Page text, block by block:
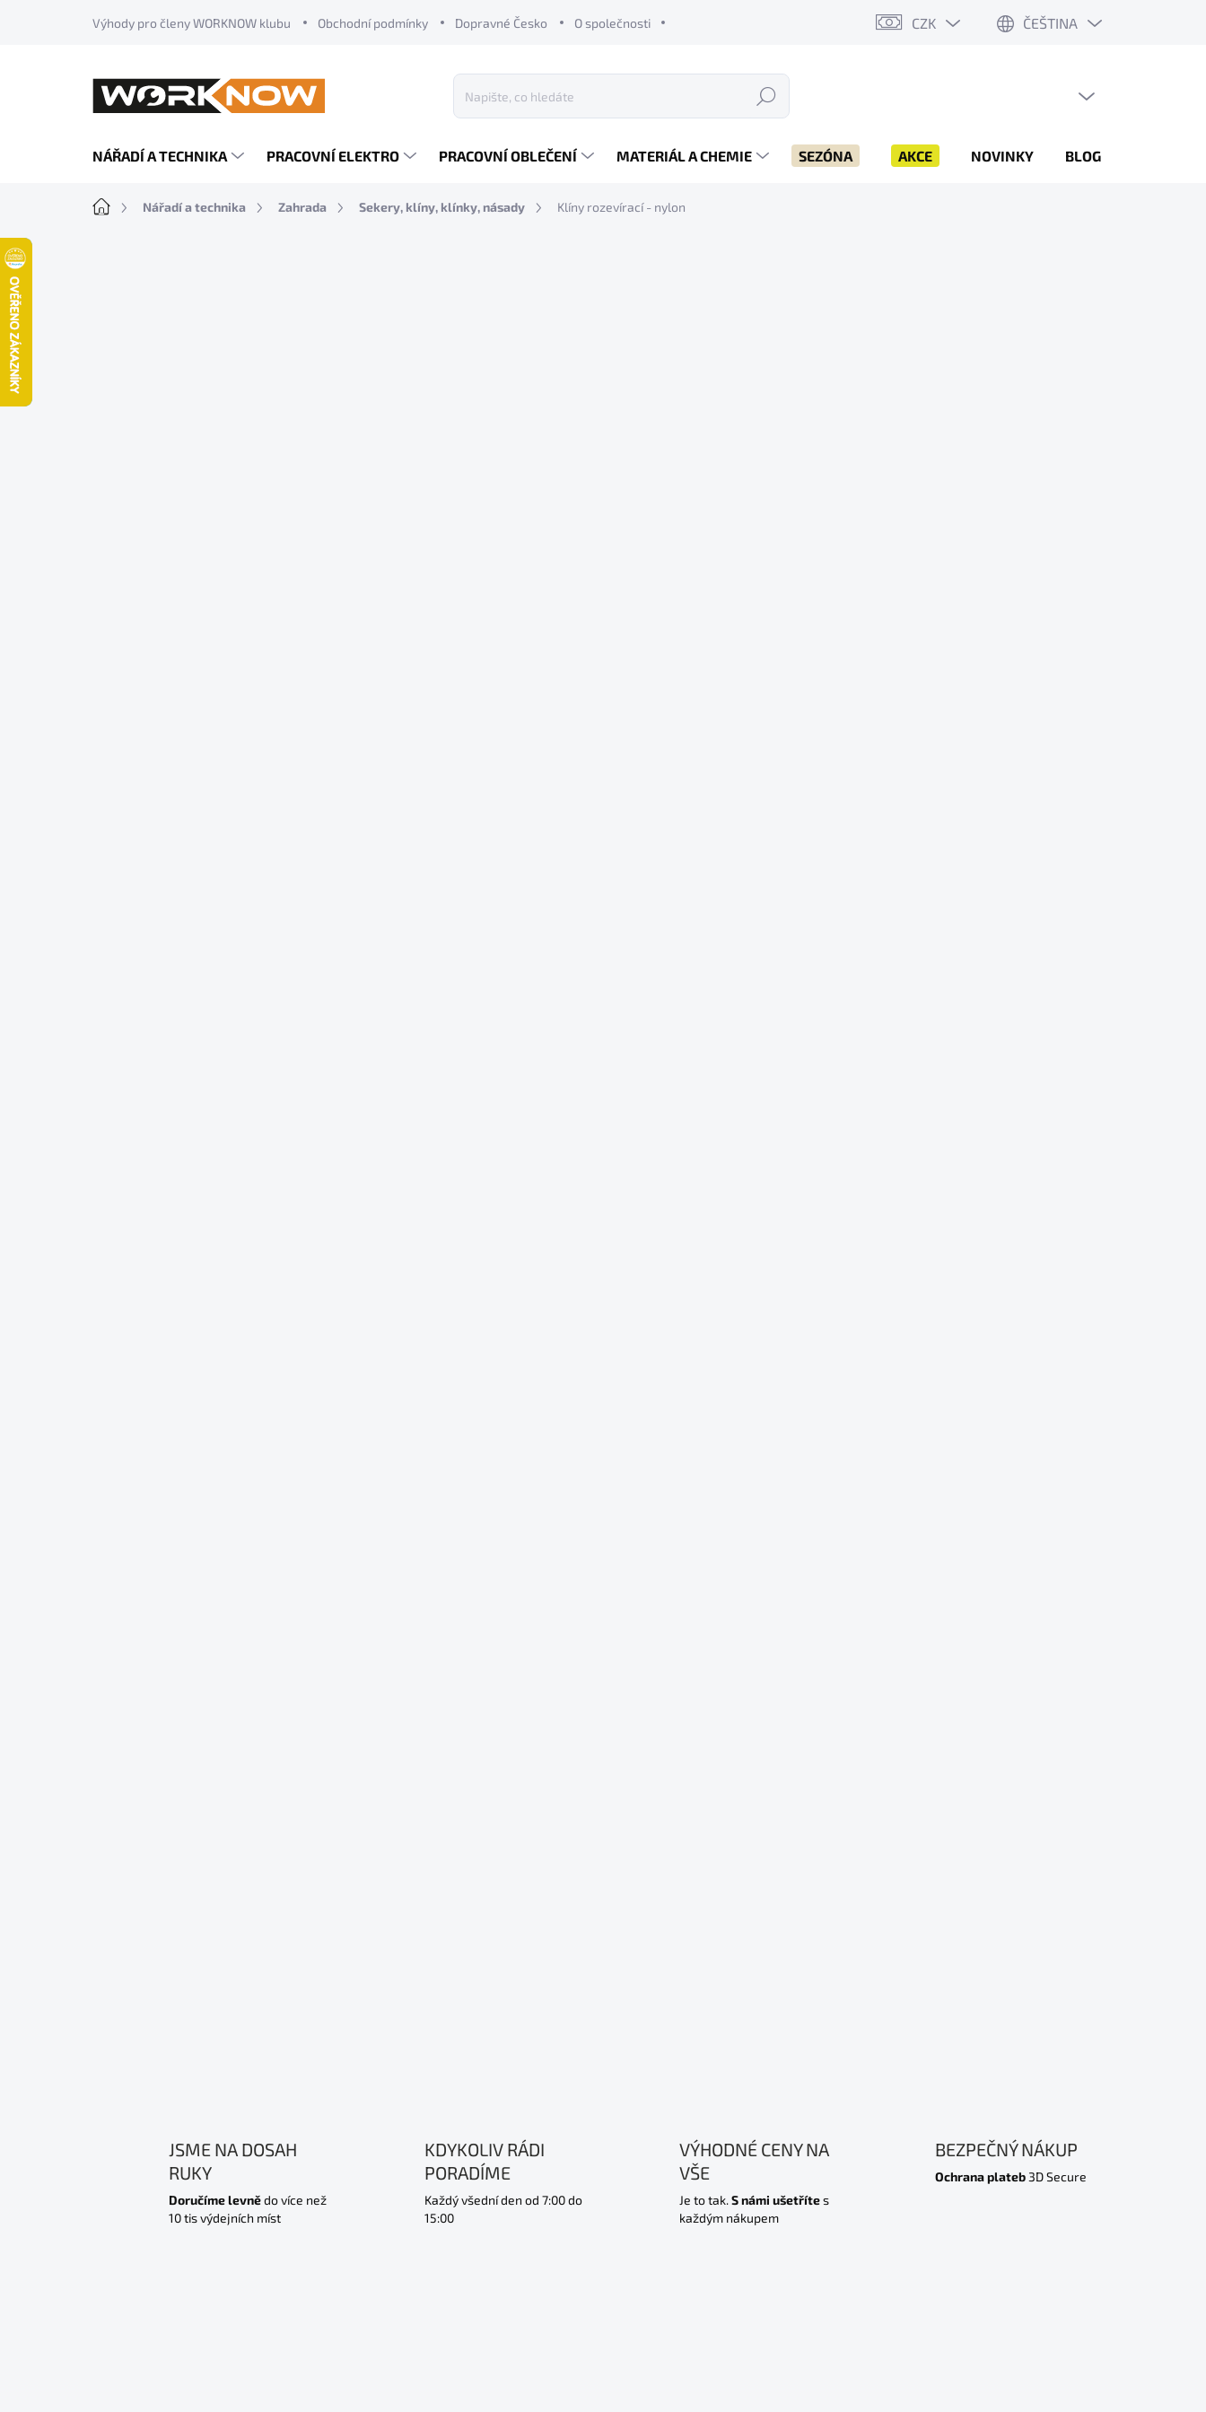
Výhody pro členy WORKNOW klubu Obchodní podmínky Dopravné Česko O společnosti CZK ČEŠTINA
Hledat
NÁŘADÍ A TECHNIKA PRACOVNÍ ELEKTRO PRACOVNÍ OBLEČENÍ MATERIÁL A CHEMIE SEZÓNA AKCE NOVINKY BLOG
Domů Nářadí a technika Zahrada Sekery, klíny, klínky, násady Klíny rozevírací - nylon
JSME NA DOSAH
RUKY
Doručíme levnědo více než
10 tis výdejních míst
KDYKOLIV RÁDI
PORADÍME
Každý všední den od 7:00 do
15:00
VÝHODNÉ CENY NA
VŠE
Je to tak.S námi ušetřítes
každým nákupem
BEZPEČNÝ NÁKUP
Ochrana plateb3D Secure